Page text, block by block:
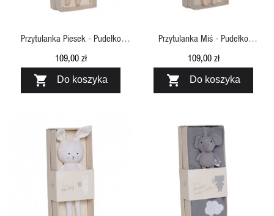
Przytulanka Piesek - Pudełko
Prezentowe Jabadabado
109,00 zł
 Do koszyka
Przytulanka Miś - Pudełko
Prezentowe Jabadabado
109,00 zł
 Do koszyka
SZYBKI PODGLĄD SZYBKI PODGLĄD